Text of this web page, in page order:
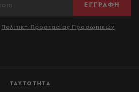
ΤΑΥΤΟΤΗΤΑ
ΕΓΓΡΑΦΗ
Πολιτική Προστασίας Προσωπικών